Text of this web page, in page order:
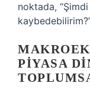
noktada,
PIYASA